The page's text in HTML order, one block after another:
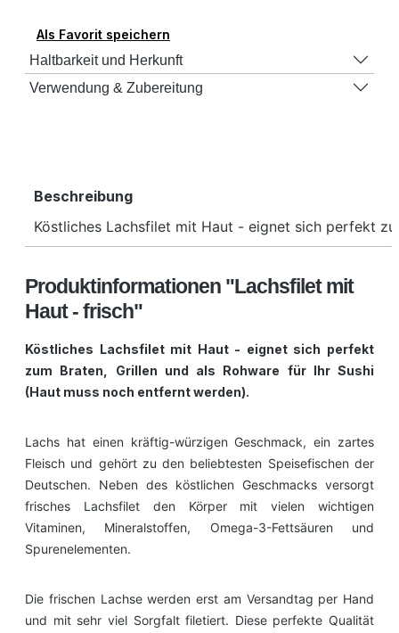
Als Favorit speichern
Haltbarkeit und Herkunft
Verwendung & Zubereitung
Beschreibung
Köstliches Lachsfilet mit Haut - eignet sich perfekt
Produktinformationen "Lachsfilet mit
Haut - frisch"
Köstliches Lachsfilet mit Haut - eignet sich perfekt
zum Braten, Grillen und als Rohware für Ihr Sushi
(Haut muss noch entfernt werden).
Lachs hat einen kräftig-würzigen Geschmack, ein zartes
Fleisch und gehört zu den beliebtesten Speisefischen der
Deutschen. Neben des köstlichen Geschmacks versorgt
frisches Lachsfilet den Körper mit vielen wichtigen
Vitaminen, Mineralstoffen, Omega-3-Fettsäuren und
Spurenelementen.
Die frischen Lachse werden erst am Versandtag per Hand
und mit sehr viel Sorgfalt filetiert. Diese perfekte Qualität